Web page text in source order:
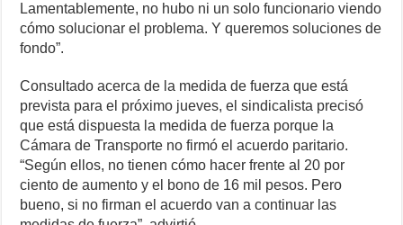
Lamentablemente, no hubo ni un solo funcionario viendo
cómo solucionar el problema. Y queremos soluciones de
fondo”.
Consultado acerca de la medida de fuerza que está
prevista para el próximo jueves, el sindicalista precisó
que está dispuesta la medida de fuerza porque la
Cámara de Transporte no firmó el acuerdo paritario.
“Según ellos, no tienen cómo hacer frente al 20 por
ciento de aumento y el bono de 16 mil pesos. Pero
bueno, si no firman el acuerdo van a continuar las